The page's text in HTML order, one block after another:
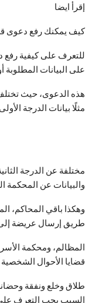
إقرأ ايضا
كيف يمكنك رفع دعوى
للتعرف على كيفية
على البيانات المطلوبة
هذه الدعوى، حيث
مثلًا بيانات الدرجة
مختلفة عن الدرجة
والبيانات عن المحكمة
وهكذا باقي المحاكم،
طريق إرسال عريضة
المظالم، ومحكمة
قضايا الأحوال
طلاق وخلع ونفقة
السبب يجب التعرف